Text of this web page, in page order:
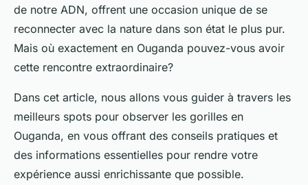
de notre ADN, offrent une occasion unique de se
reconnecter avec la nature dans son état le plus pur.
Mais où exactement en Ouganda pouvez-vous avoir
cette rencontre extraordinaire?
Dans cet article, nous allons vous guider à travers les
meilleurs spots pour observer les gorilles en
Ouganda, en vous offrant des conseils pratiques et
des informations essentielles pour rendre votre
expérience aussi enrichissante que possible.